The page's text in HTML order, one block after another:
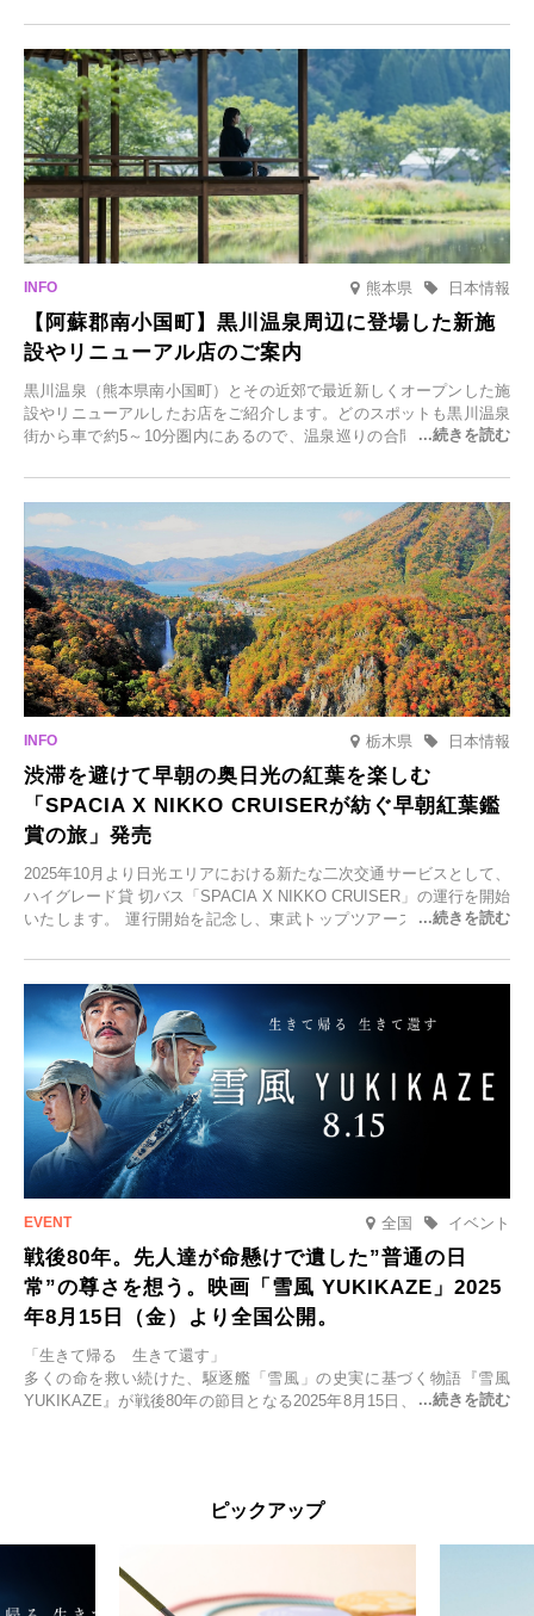
日(月)～2026年2月28日(土)の期間、「冬に咲くさくらライトアップ」
を開催します。
熊本県 日本情報
【阿蘇郡南小国町】黒川温泉周辺に登場した新施
設やリニューアル店のご案内
黒川温泉（熊本県南小国町）とその近郊で最近新しくオープンした施
設やリニューアルしたお店をご紹介します。どのスポットも黒川温泉
街から車で約5～10分圏内にあるので、温泉巡りの合間に気軽に立ち
元食材にこだわったレストランなど、多彩な魅力が満載です。黒川温
泉の新たな楽しみとしてチェックしてみてください。
栃木県 日本情報
渋滞を避けて早朝の奥日光の紅葉を楽しむ
「SPACIA X NIKKO CRUISERが紡ぐ早朝紅葉鑑
賞の旅」発売
2025年10月より日光エリアにおける新たな二次交通サービスとして、
ハイグレード貸 切バス「SPACIA X NIKKO CRUISER」の運行を開始
いたします。 運行開始を記念し、東武トップツアーズ株式会社では
2025年9月12日(金)より発売いたします。
全国 イベント
戦後80年。先人達が命懸けで遺した”普通の日
常”の尊さを想う。映画「雪風 YUKIKAZE」2025
年8月15日（金）より全国公開。
「生きて帰る 生きて還す」
多くの命を救い続けた、駆逐艦「雪風」の史実に基づく物語『雪風
YUKIKAZE』が戦後80年の節目となる2025年8月15日、全国公開され
くの仲間の命を救い帰還させ、戦後まで生き抜き「幸運艦」と呼ばれ
主演は「雪風」の艦長・寺澤一利を演じる竹野内豊。先任伍長・早瀬
ピックアップ